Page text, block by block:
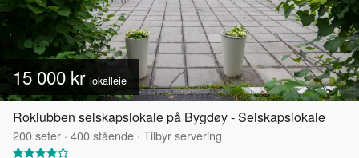
15 000 kr lokalleie
Roklubben selskapslokale på Bygdøy - Selskapslokale
200seter · 400stående · Tilbyr servering